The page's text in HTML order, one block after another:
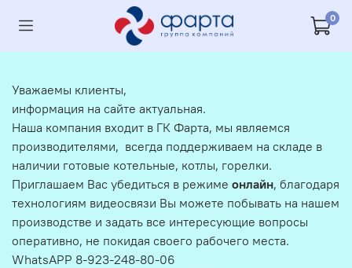
0
Уважаемы клиенты,
информация на сайте актуальная.
Наша компания входит в ГК Фарта, мы являемся
производителями, всегда поддерживаем на складе в
наличии готовые котельные, котлы, горелки.
Приглашаем Вас убедиться в режиме онлайн, благодаря
технологиям видеосвязи Вы можете побывать на нашем
производстве и задать все интересующие вопросы
оперативно, не покидая своего рабочего места.
WhatsAPP 8-923-248-80-06